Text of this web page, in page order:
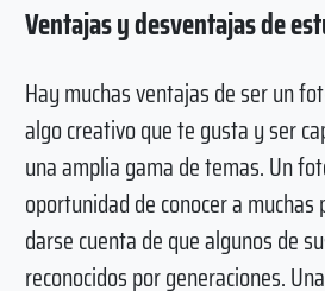
Ventajas y desventajas de
Hay muchas ventajas de ser un
algo creativo que te gusta y ser
una amplia gama de temas. Un
oportunidad de conocer a
darse cuenta de que algunos de
reconocidos por generaciones.